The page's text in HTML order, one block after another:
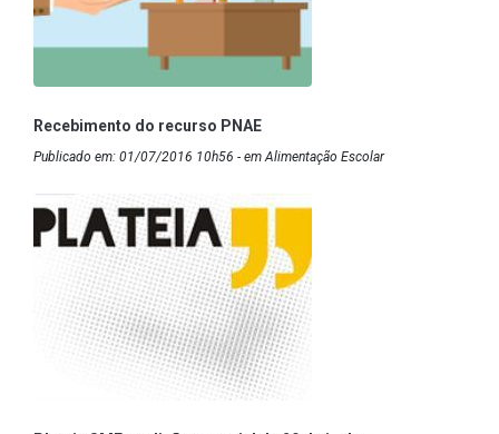
Recebimento do recurso PNAE
Publicado em: 01/07/2016 10h56 - em Alimentação Escolar